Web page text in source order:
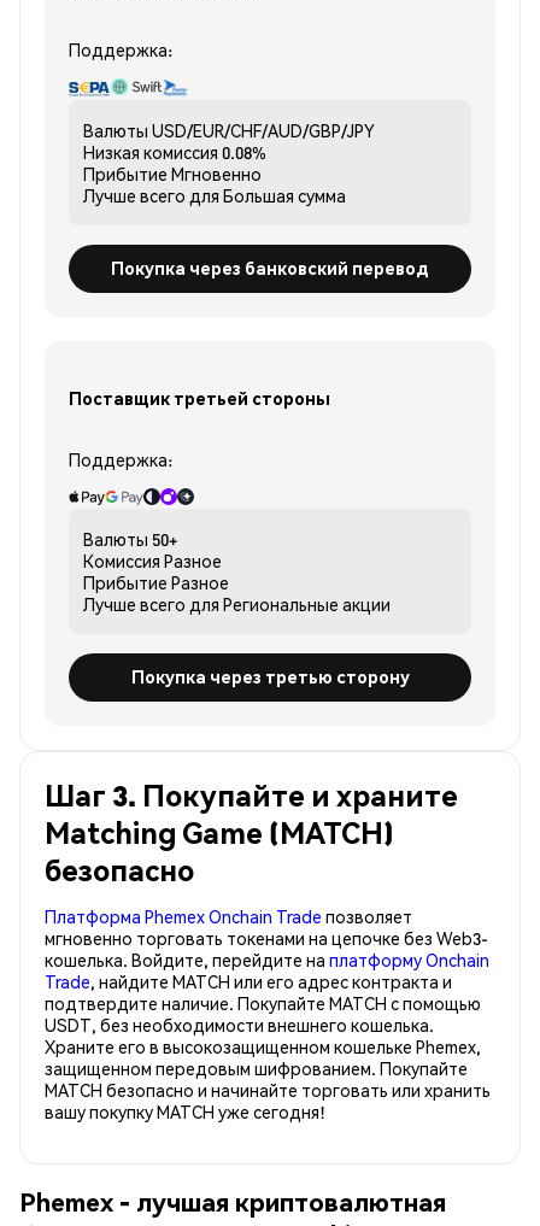
Поддержка:
Валюты USD/EUR/CHF/AUD/GBP/JPY
Низкая комиссия 0.08%
Прибытие Мгновенно
Лучше всего для Большая сумма
Покупка через банковский перевод
Поставщик третьей стороны
Поддержка:
Валюты 50+
Комиссия Разное
Прибытие Разное
Лучше всего для Региональные акции
Покупка через третью сторону
Шаг 3. Покупайте и храните
Matching Game (MATCH)
безопасно
Платформа Phemex Onchain Trade позволяет
мгновенно торговать токенами на цепочке без Web3-
кошелька. Войдите, перейдите на платформу Onchain
Trade, найдите MATCH или его адрес контракта и
подтвердите наличие. Покупайте MATCH с помощью
USDT, без необходимости внешнего кошелька.
Храните его в высокозащищенном кошельке Phemex,
защищенном передовым шифрованием. Покупайте
MATCH безопасно и начинайте торговать или хранить
вашу покупку MATCH уже сегодня!
Phemex - лучшая криптовалютная